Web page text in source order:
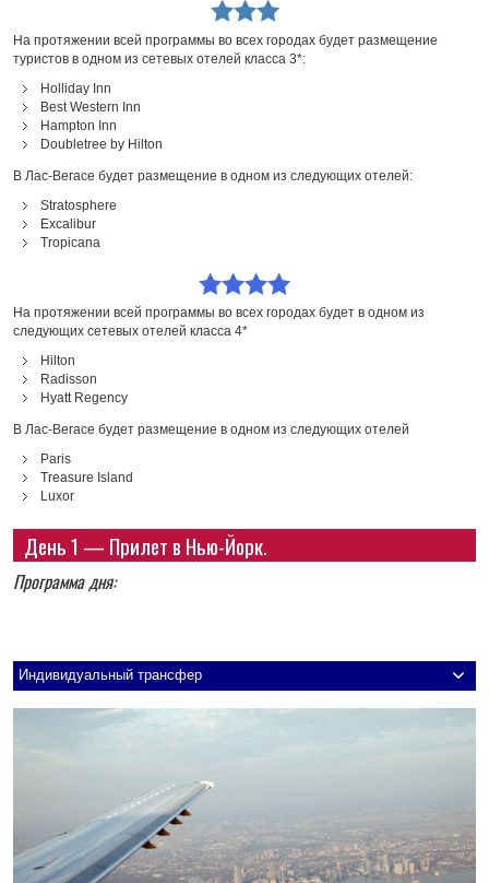
На протяжении всей программы во всех городах будет размещение
туристов в одном из сетевых отелей класса 3*:
Holliday Inn
Best Western Inn
Hampton Inn
Doubletree by Hilton
В Лас-Вегасе будет размещение в одном из следующих отелей:
Stratosphere
Excalibur
Tropicana
На протяжении всей программы во всех городах будет в одном из
следующих сетевых отелей класса 4*
Hilton
Radisson
Hyatt Regency
В Лас-Вегасе будет размещение в одном из следующих отелей
Paris
Treasure Island
Luxor
День 1 — Прилет в Нью-Йорк.
Программа дня:
Индивидуальный трансфер